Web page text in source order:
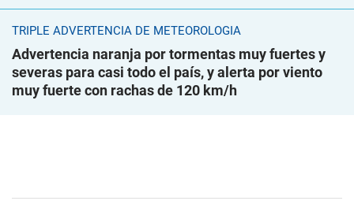
TRIPLE ADVERTENCIA DE METEOROLOGÍA
Advertencia naranja por tormentas muy fuertes y
severas para casi todo el país, y alerta por viento
muy fuerte con rachas de 120 km/h